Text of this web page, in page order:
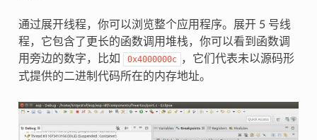
通过展开线程，你可以浏览整个应用程序。展开 5 号线
程，它包含了更长的函数调用堆栈，你可以看到函数调
用旁边的数字，比如
0x4000000c ，它们代表未以源码形
式提供的二进制代码所在的内存地址。